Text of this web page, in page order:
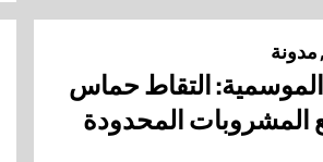
مدونة
التقاط حماس
المشروبات المحدودة